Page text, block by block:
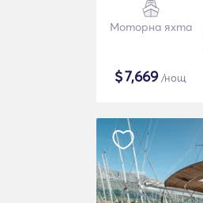
Моторна яхта
$7,669/нощ